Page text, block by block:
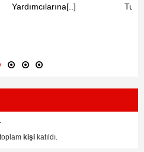
Yardımcılarına[..]
kişi katıldı.